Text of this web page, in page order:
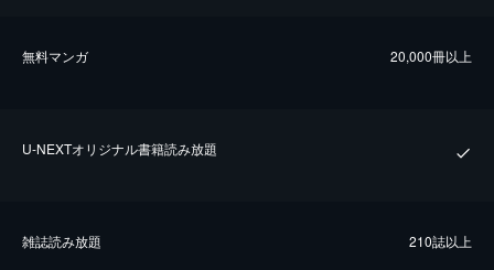
無料マンガ 20,000冊以上
U-NEXTオリジナル書籍読み放題
雑誌読み放題 210誌以上